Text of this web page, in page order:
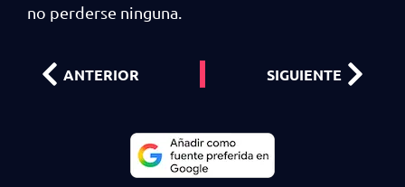
no perderse ninguna.
ANTERIOR SIGUIENTE